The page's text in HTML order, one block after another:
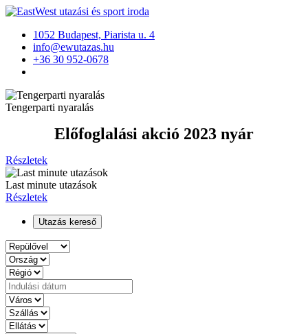
1052 Budapest, Piarista u. 4
info@ewutazas.hu
+36 30 952-0678
Tengerparti nyaralás
Előfoglalási akció 2023 nyár
Részletek
Last minute utazások
Részletek
Utazás kereső